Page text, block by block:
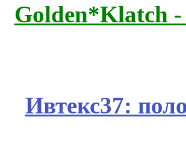
Golden*Klatch -
Ивтекс37: